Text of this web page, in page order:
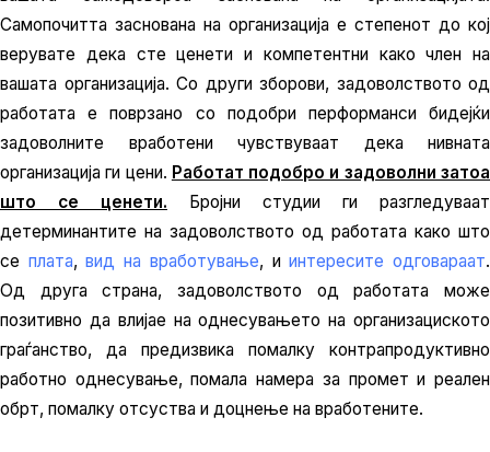
Самопочитта заснована на организација е степенот до кој
верувате дека сте ценети и компетентни како член на
вашата организација. Со други зборови, задоволството од
работата е поврзано со подобри перформанси бидејќи
задоволните вработени чувствуваат дека нивната
организација ги цени. Работат подобро и задоволни затоа
што се ценети. Бројни студии ги разгледуваат
детерминантите на задоволството од работата како што
се плата,вид на вработување, иинтересите одговараат.
Од друга страна, задоволството од работата може
позитивно да влијае на однесувањето на организациското
граѓанство, да предизвика помалку контрапродуктивно
работно однесување, помала намера за промет и реален
обрт, помалку отсуства и доцнење на вработените.